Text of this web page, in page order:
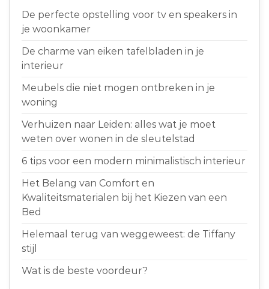
De perfecte opstelling voor tv en speakers in
je woonkamer
De charme van eiken tafelbladen in je
interieur
Meubels die niet mogen ontbreken in je
woning
Verhuizen naar Leiden: alles wat je moet
weten over wonen in de sleutelstad
6 tips voor een modern minimalistisch interieur
Het Belang van Comfort en
Kwaliteitsmaterialen bij het Kiezen van een
Bed
Helemaal terug van weggeweest: de Tiffany
stijl
Wat is de beste voordeur?